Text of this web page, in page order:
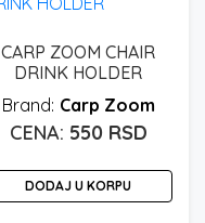
CARP ZOOM CHAIR
DRINK HOLDER
Carp Zoom
550 RSD
DODAJ U KORPU